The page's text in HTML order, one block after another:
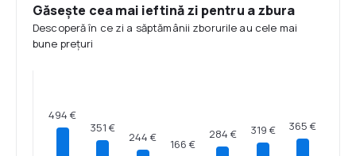
Găsește cea mai ieftină zi pentru a zbura
Descoperă în ce zi a săptămânii zborurile au cele mai
bune prețuri
494 €
351 €
244 € 166 €
284 € 319 € 365 €